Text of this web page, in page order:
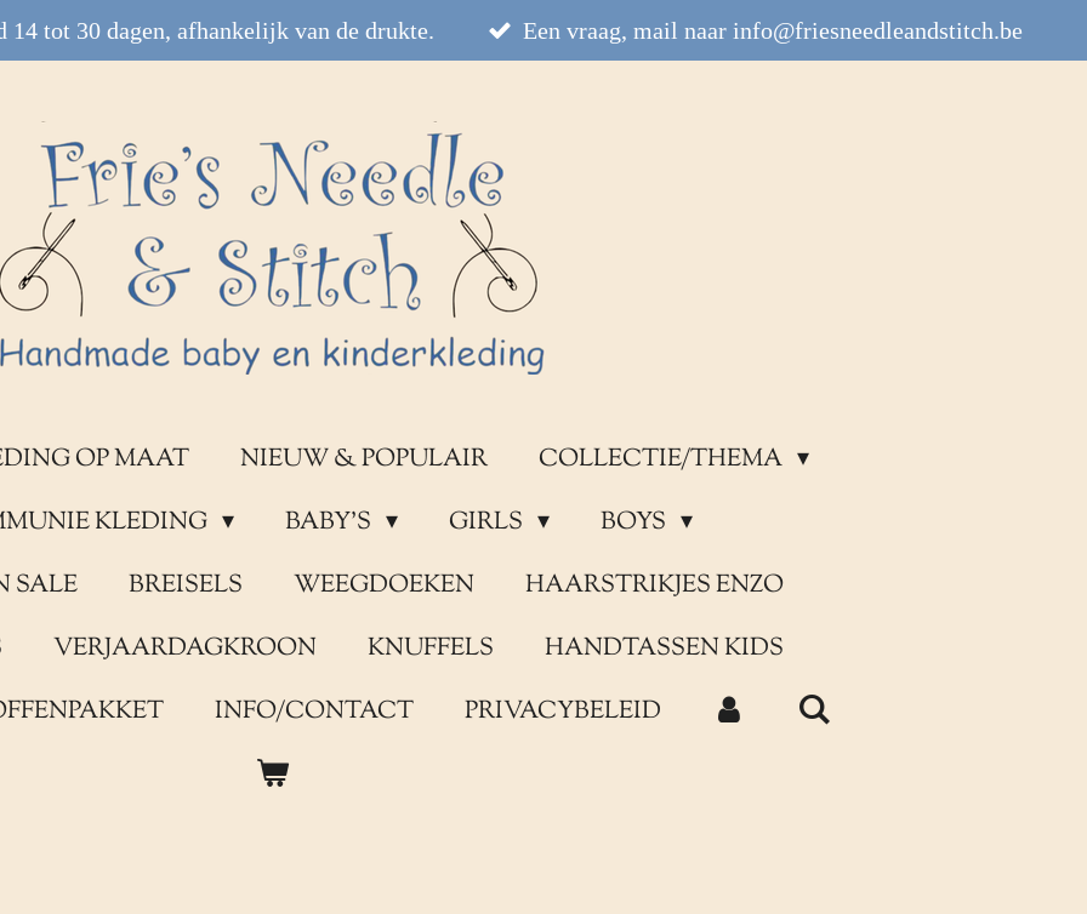
14 tot 30 dagen, afhankelijk van de drukte. Een vraag, mail naar info@friesneedleandstitch.be
OP MAAT NIEUW & POPULAIR
COLLECTIE/THEMA
KLEDING
BABY'S GIRLS
BOYS
SALE
BREISELS WEEGDOEKEN
HAARSTRIKJES ENZO
VERJAARDAGKROON KNUFFELS
HANDTASSEN KIDS
INFO/CONTACT PRIVACYBELEID